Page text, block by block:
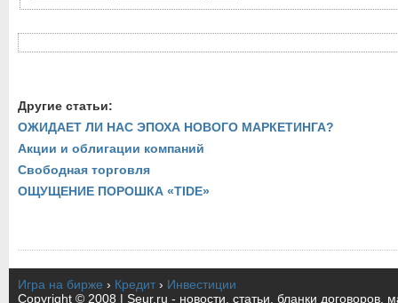
Другие статьи:
ОЖИДАЕТ ЛИ НАС ЭПОХА НОВОГО МАРКЕТИНГА?
Акции и облигации компаний
Свободная торговля
ОЩУЩЕНИЕ ПОРОШКА «TIDE»
Игра на бирже › Кредит › Инвестиции
Copyright © 2008 | Seur.ru - новости, статьи, бланки договоров,